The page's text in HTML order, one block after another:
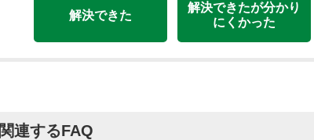
解決できた
解決できたが分かり
にくかった
関連するFAQ